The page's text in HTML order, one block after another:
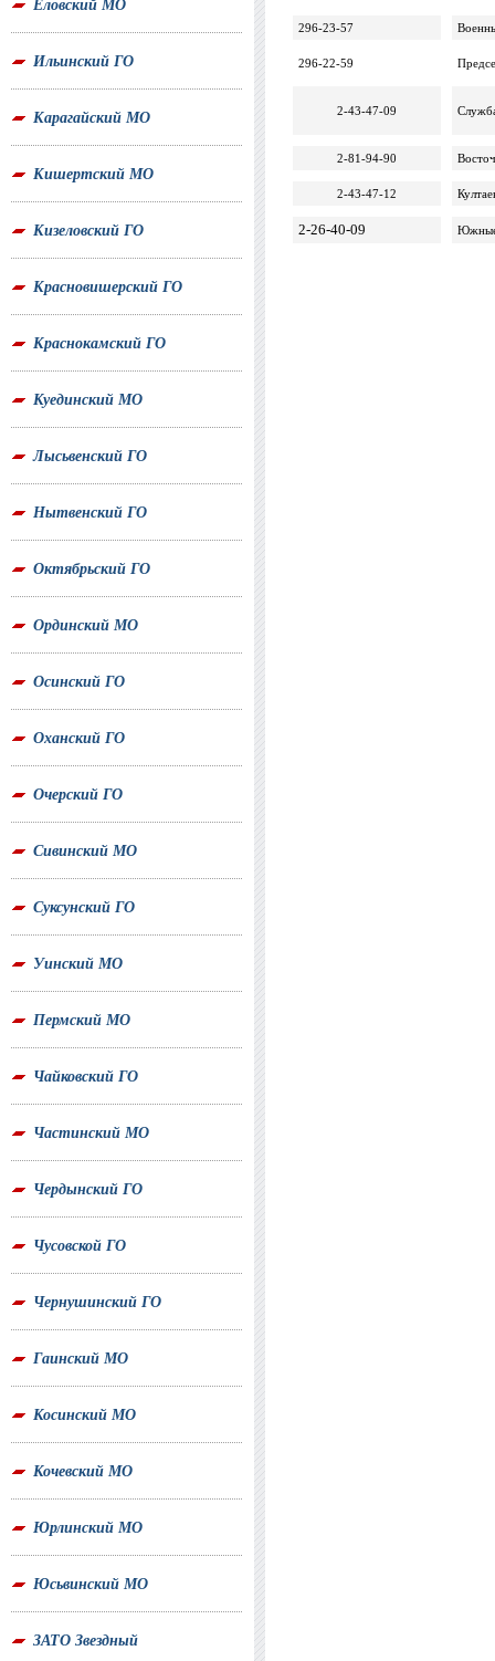
Еловский МО
Ильинский ГО
Карагайский МО
Кишертский МО
Кизеловский ГО
Красновишерский ГО
Краснокамский ГО
Куединский МО
Лысьвенский ГО
Нытвенский ГО
Октябрьский ГО
Ординский МО
Осинский ГО
Оханский ГО
Очерский ГО
Сивинский МО
Суксунский ГО
Уинский МО
Пермский МО
Чайковский ГО
Частинский МО
Чердынский ГО
Чусовской ГО
Чернушинский ГО
Гаинский МО
Косинский МО
Кочевский МО
Юрлинский МО
Юсьвинский МО
ЗАТО Звездный
296-23-57
296-22-59
2-43-47-09
2-81-94-90
2-43-47-12
2-26-40-09